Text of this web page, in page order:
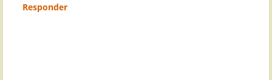
Responder